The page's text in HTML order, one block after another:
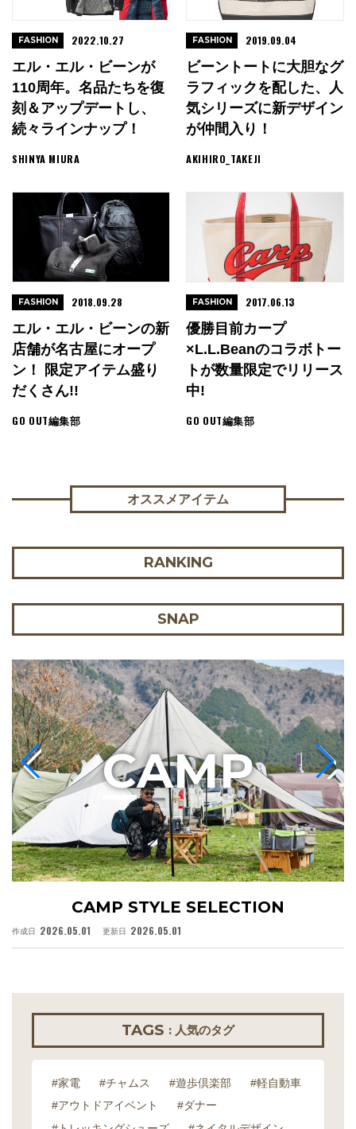
エル・エル・ビーンが
110周年。名品たちを復
刻＆アップデートし、
続々ラインナップ！
SHINYA MIURA
FASHION 2022.10.27
ビーントートに大胆なグ
ラフィックを配した、人
気シリーズに新デザイン
が仲間入り！
AKIHIRO_TAKEJI
FASHION 2019.09.04
エル・エル・ビーンの新
店舗が名古屋にオープ
ン！ 限定アイテム盛り
だくさん!!
GO OUT編集部
FASHION 2018.09.28
優勝目前カープ
×L.L.Beanのコラボトー
トが数量限定でリリース
中!
GO OUT編集部
FASHION 2017.06.13
オススメアイテム
RANKING
SNAP
CAMP STYLE SELECTION
作成日 2026.05.01 更新日 2026.05.01
CAMP
TAGS : 人気のタグ
#家電 #チャムス #遊歩倶楽部
#軽自動車
#アウトドアイベント
#ダナー